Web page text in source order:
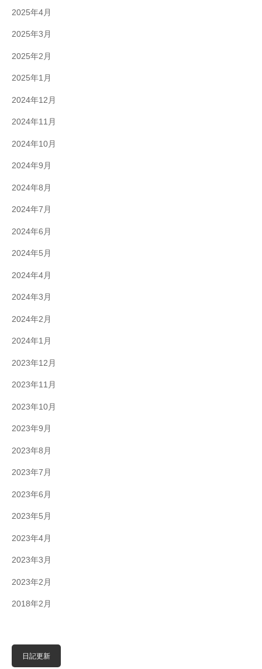
2025年4月
2025年3月
2025年2月
2025年1月
2024年12月
2024年11月
2024年10月
2024年9月
2024年8月
2024年7月
2024年6月
2024年5月
2024年4月
2024年3月
2024年2月
2024年1月
2023年12月
2023年11月
2023年10月
2023年9月
2023年8月
2023年7月
2023年6月
2023年5月
2023年4月
2023年3月
2023年2月
2018年2月
日記更新